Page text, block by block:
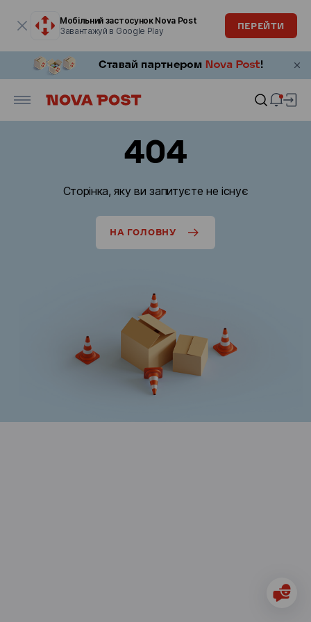
Мобільний застосунок Nova Post
Завантажуй в Google Play
ПЕРЕЙТИ
404
Сторінка, яку ви запитуєте не існує
НА ГОЛОВНУ